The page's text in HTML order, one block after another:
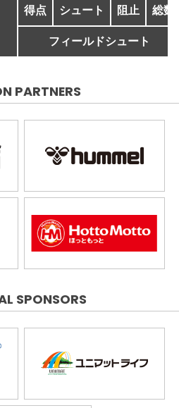
得点 シュート 阻止 総数
フィールドシュート
PARTNERS
SPONSORS